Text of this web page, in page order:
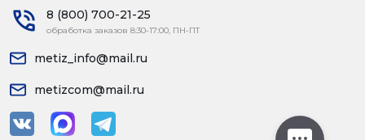
8 (800) 700-21-25
обработка заказов 8:30-17:00, ПН-ПТ
metiz_info@mail.ru
metizcom@mail.ru